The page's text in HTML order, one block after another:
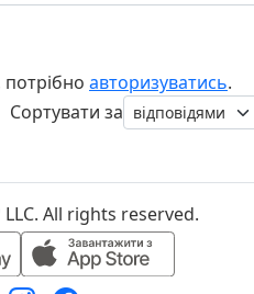
авторизуватись.
Сортувати за
LLC. All rights reserved.